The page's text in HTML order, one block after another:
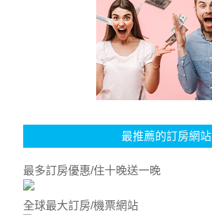
最推薦的訂房網站
最多訂房優惠/住十晚送一晚
全球最大訂房/機票網站